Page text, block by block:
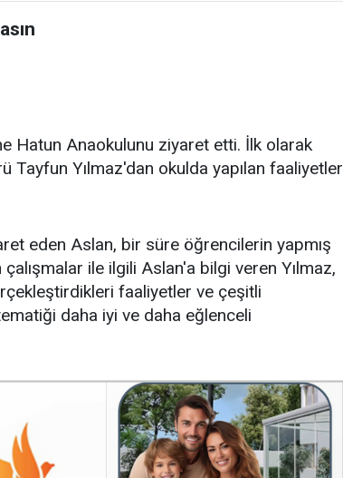
Hatun Anaokulunu ziyaret etti. İlk olarak
Tayfun Yılmaz'dan okulda yapılan faaliyetler
eden Aslan, bir süre öğrencilerin yapmış
ile ilgili Aslan'a bilgi veren Yılmaz,
faaliyetler ve çeşitli
daha iyi ve daha eğlenceli